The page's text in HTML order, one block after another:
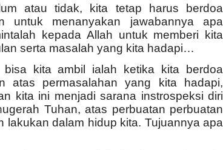
atau tidak, kita tetap harus berdoa
untuk menanyakan jawabannya apa
kepada Allah untuk memberi kita
serta masalah yang kita hadapi…
kita ambil ialah ketika kita berdoa
atas permasalahan yang kita hadapi,
kita ini menjadi sarana instrospeksi diri
Tuhan, atas perbuatan perbuatan
lakukan dalam hidup kita. Tujuannya apa